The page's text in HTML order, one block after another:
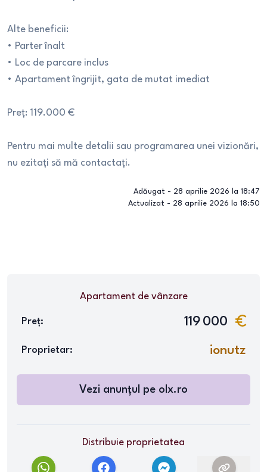
Alte beneficii:
•⁠ ⁠Parter înalt
•⁠ ⁠Loc de parcare inclus
•⁠ ⁠Apartament îngrijit, gata de mutat imediat
Preț: 119.000 €
Pentru mai multe detalii sau programarea unei vizionări,
nu ezitați să mă contactați.
Adăugat - 28 aprilie 2026 la 18:47
Actualizat - 28 aprilie 2026 la 18:50
Apartamentde vânzare
Preț: 119 000
Proprietar: ionutz
Vezi anunțul pe olx.ro
Distribuie proprietatea